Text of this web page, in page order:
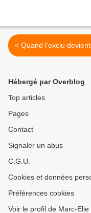
< Quand l'exclu
Hébergé par Overblog
Top articles
Pages
Contact
Signaler un abus
C.G.U.
Cookies et données
Préférences cookies
Voir le profil de Marc-